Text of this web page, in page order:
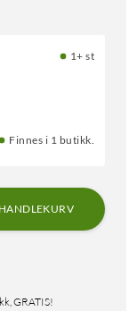
1+ st
Finnes i 1 butikk.
GRATIS!